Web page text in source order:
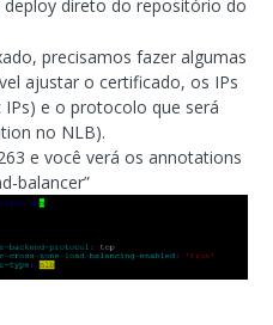
deploy direto do repositório do
precisamos fazer algumas
ajustar o certificado, os IPs
e o protocolo que será
no NLB).
e você verá os annotations
balancer”